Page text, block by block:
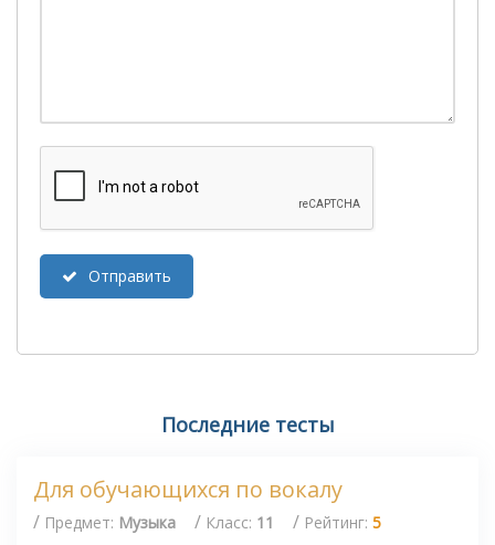
Отправить
Последние тесты
Для обучающихся по вокалу
/ Предмет: Музыка / Класс: 11 / Рейтинг: 5